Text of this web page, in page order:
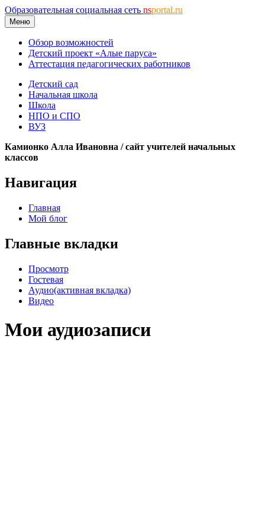
Образовательная социальная сеть nsportal.ru
Меню
Обзор возможностей
Детский проект «Алые паруса»
Аттестация педагогических работников
Детский сад
Начальная школа
Школа
НПО и СПО
ВУЗ
Камионко Алла Ивановна / сайт учителей начальных
классов
Навигация
Главная
Мой блог
Главные вкладки
Просмотр
Гостевая
Аудио(активная вкладка)
Видео
Мои аудиозаписи